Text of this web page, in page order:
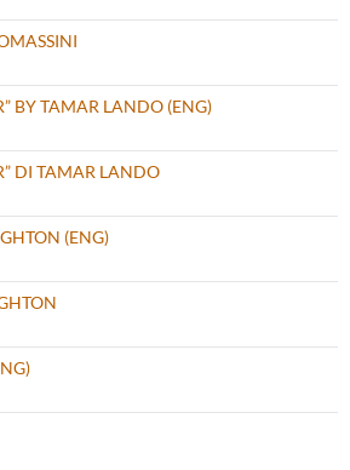
BY TAMAR LANDO (ENG)
DI TAMAR LANDO
(ENG)